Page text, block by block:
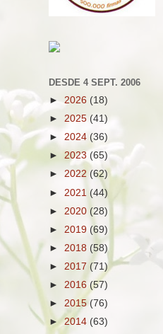
DESDE 4 SEPT. 2006
► 2026 (18)
► 2025 (41)
► 2024 (36)
► 2023 (65)
► 2022 (62)
► 2021 (44)
► 2020 (28)
► 2019 (69)
► 2018 (58)
► 2017 (71)
► 2016 (57)
► 2015 (76)
►2014 (63)